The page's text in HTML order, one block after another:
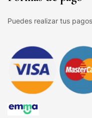
Puedes realizar tus